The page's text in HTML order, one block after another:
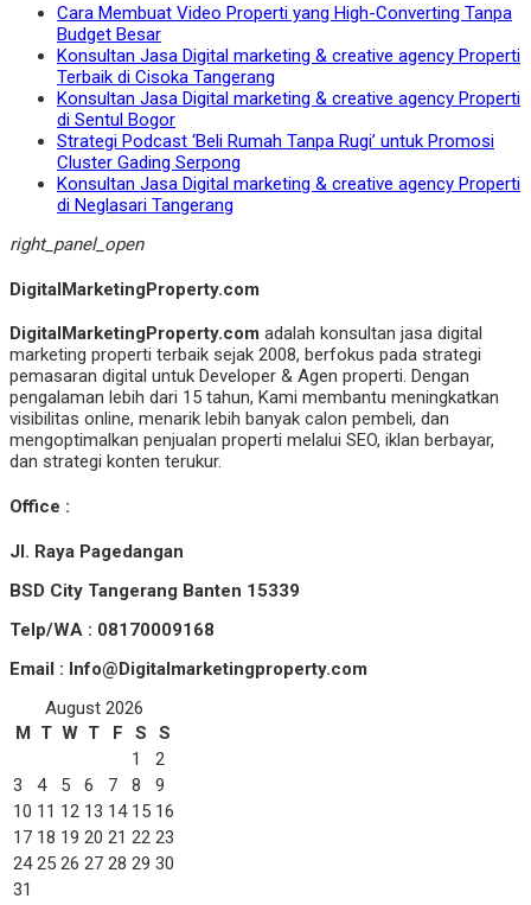
Cara Membuat Video Properti yang High-Converting Tanpa
Budget Besar
Konsultan Jasa Digital marketing & creative agency Properti
Terbaik di Cisoka Tangerang
Konsultan Jasa Digital marketing & creative agency Properti
di Sentul Bogor
Strategi Podcast ‘Beli Rumah Tanpa Rugi’ untuk Promosi
Cluster Gading Serpong
Konsultan Jasa Digital marketing & creative agency Properti
di Neglasari Tangerang
right_panel_open
DigitalMarketingProperty.com
DigitalMarketingProperty.com adalah konsultan jasa digital
marketing properti terbaik sejak 2008, berfokus pada strategi
pemasaran digital untuk Developer & Agen properti. Dengan
pengalaman lebih dari 15 tahun, Kami membantu meningkatkan
visibilitas online, menarik lebih banyak calon pembeli, dan
mengoptimalkan penjualan properti melalui SEO, iklan berbayar,
dan strategi konten terukur.
Office :
Jl. Raya Pagedangan
BSD City Tangerang Banten 15339
Telp/WA : 08170009168
Email : Info@Digitalmarketingproperty.com
August 2026
M
T W T F S
S
1
2
3
4 5 6 7 8
9
10 11 12 13 14 15 16
17 18 19 20 21 22 23
24 25 26 27 28 29 30
31